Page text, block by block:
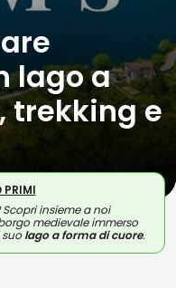
lago a
trekking e
PRIMI
Scopri insieme a noi
medievale immerso
lago a forma di cuore.